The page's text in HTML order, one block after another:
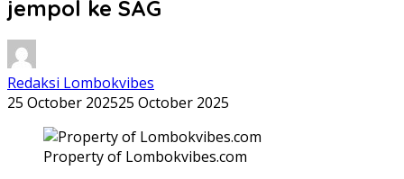
jempol ke SAG
Redaksi Lombokvibes
25 October 202525 October 2025
Property of Lombokvibes.com